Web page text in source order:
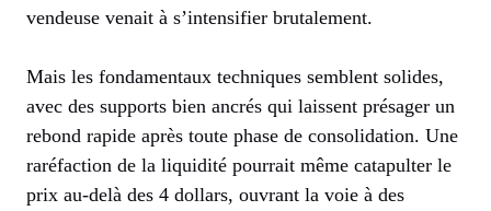
vendeuse venait à s’intensifier brutalement.
Mais les fondamentaux techniques semblent solides,
avec des supports bien ancrés qui laissent présager un
rebond rapide après toute phase de consolidation. Une
raréfaction de la liquidité pourrait même catapulter le
prix au-delà des 4 dollars, ouvrant la voie à des